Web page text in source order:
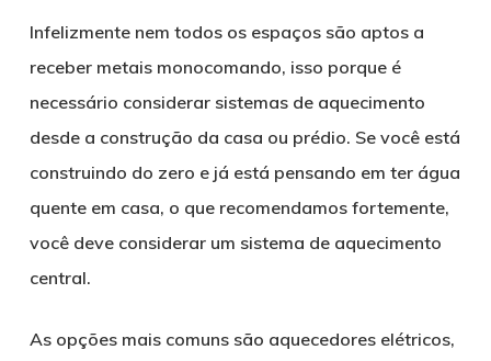
Infelizmente nem todos os espaços são aptos a
receber metais monocomando, isso porque é
necessário considerar sistemas de aquecimento
desde a construção da casa ou prédio. Se você está
construindo do zero e já está pensando em ter água
quente em casa, o que recomendamos fortemente,
você deve considerar um sistema de aquecimento
central.
As opções mais comuns são aquecedores elétricos,